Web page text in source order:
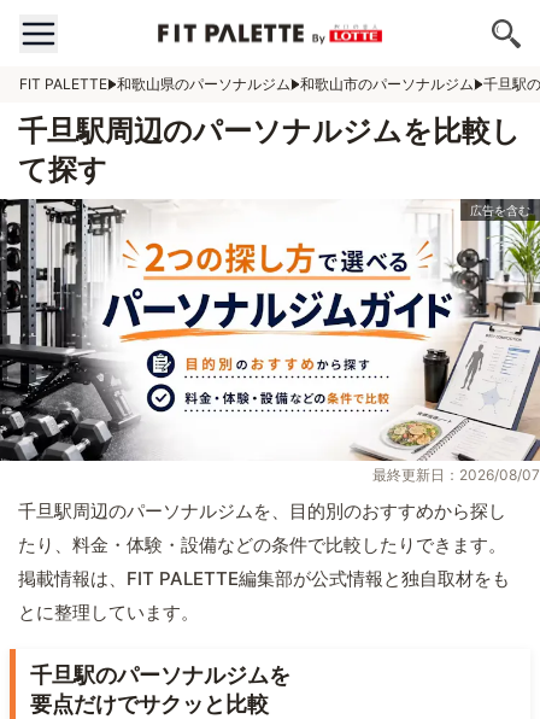
FIT PALETTE 和歌山県のパーソナルジム 和歌山市のパーソナルジム 千旦駅
千旦駅周辺のパーソナルジムを比較し
て探す
最終更新日：2026/08/07
千旦駅周辺のパーソナルジムを、目的別のおすすめから探し
たり、料金・体験・設備などの条件で比較したりできます。
掲載情報は、FIT PALETTE編集部が公式情報と独自取材をも
とに整理しています。
千旦駅のパーソナルジムを
要点だけでサクッと比較